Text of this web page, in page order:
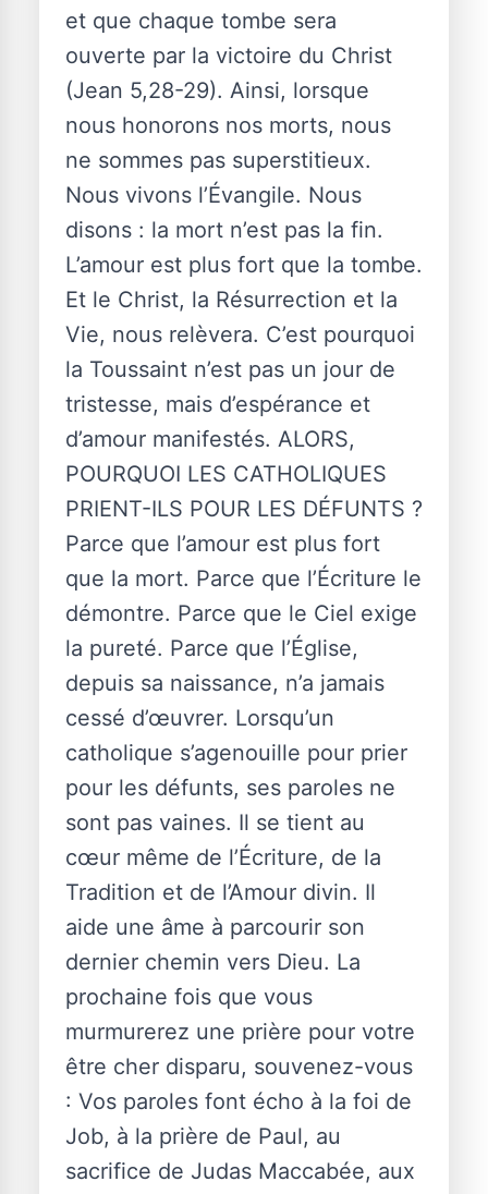
et que chaque tombe sera
ouverte par la victoire du Christ
(Jean 5,28-29). Ainsi, lorsque
nous honorons nos morts, nous
ne sommes pas superstitieux.
Nous vivons l’Évangile. Nous
disons : la mort n’est pas la fin.
L’amour est plus fort que la tombe.
Et le Christ, la Résurrection et la
Vie, nous relèvera. C’est pourquoi
la Toussaint n’est pas un jour de
tristesse, mais d’espérance et
d’amour manifestés. ALORS,
POURQUOI LES CATHOLIQUES
PRIENT-ILS POUR LES DÉFUNTS ?
Parce que l’amour est plus fort
que la mort. Parce que l’Écriture le
démontre. Parce que le Ciel exige
la pureté. Parce que l’Église,
depuis sa naissance, n’a jamais
cessé d’œuvrer. Lorsqu’un
catholique s’agenouille pour prier
pour les défunts, ses paroles ne
sont pas vaines. Il se tient au
cœur même de l’Écriture, de la
Tradition et de l’Amour divin. Il
aide une âme à parcourir son
dernier chemin vers Dieu. La
prochaine fois que vous
murmurerez une prière pour votre
être cher disparu, souvenez-vous
: Vos paroles font écho à la foi de
Job, à la prière de Paul, au
sacrifice de Judas Maccabée, aux